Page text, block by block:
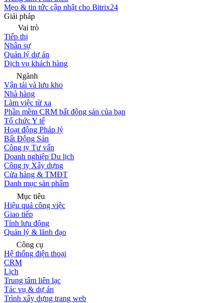
Mẹo & tin tức cập nhật cho Bitrix24
Giải pháp
Vai trò
Tiếp thị
Nhân sự
Quản lý dự án
Dịch vụ khách hàng
Ngành
Vận tải và lưu kho
Nhà hàng
Làm việc từ xa
Phần mềm CRM bất động sản của bạn
Tổ chức Y tế
Hoạt động Pháp lý
Bất Động Sản
Công ty Tư vấn
Doanh nghiệp Du lịch
Công ty Xây dựng
Cửa hàng & TMĐT
Danh mục sản phẩm
Mục tiêu
Hiệu quả công việc
Giao tiếp
Tính lưu động
Quản lý & lãnh đạo
Công cụ
Hệ thống điện thoại
CRM
Lịch
Trung tâm liên lạc
Tác vụ & dự án
Trình xây dựng trang web